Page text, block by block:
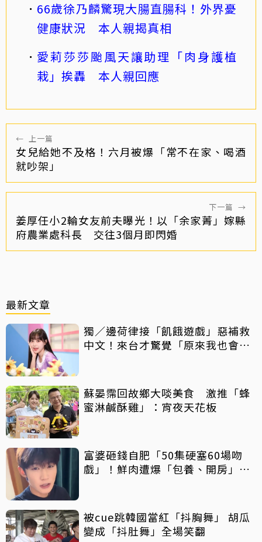
66歲徐乃麟驚現大腸直腸科！外界憂
健康狀況 本人親揭真相
愛莉莎莎颱風天讓助理「肉身護植
栽」挨轟 本人親回應
← 上一篇
女兒給她不及格！六月被爆「常不在家、喝酒
就吵架」
下一篇 →
姜厚任小2輪女友前夫曝光！以「余家菁」嫁縣
府農業處科長 交往3個月即閃婚
最新文章
獨／邊荷律接「飢餓遊戲」惡補救
中文！來台才驚覺「原來我也會
蘇晏霈回故鄉大啖美食 激推「蜂
蜜淋鹹酥雞」：宵夜天花板
富婆砸錢自肥「50集硬塞60場吻
戲」！鮮肉遭爆「包養、開房」全
被cue跳韓國當紅「抖胸舞」 胡瓜
變成「抖肚舞」全場笑翻